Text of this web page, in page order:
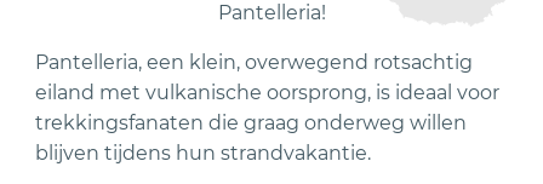
Pantelleria!
Pantelleria, een klein, overwegend rotsachtig
eiland met vulkanische oorsprong, is ideaal voor
trekkingsfanaten die graag onderweg willen
blijven tijdens hun strandvakantie.